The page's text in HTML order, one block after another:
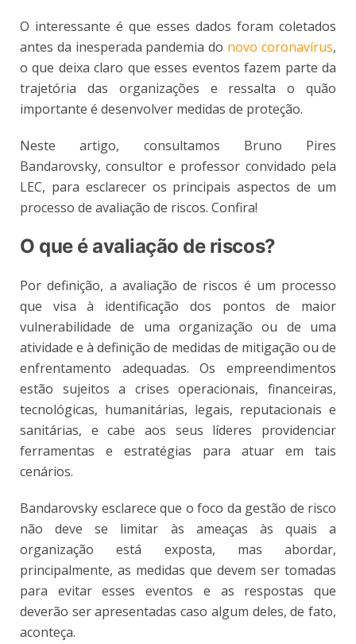
O interessante é que esses dados foram coletados
antes da inesperada pandemia do novo coronavírus,
o que deixa claro que esses eventos fazem parte da
trajetória das organizações e ressalta o quão
importante é desenvolver medidas de proteção.
Neste artigo, consultamos Bruno Pires
Bandarovsky, consultor e professor convidado pela
LEC, para esclarecer os principais aspectos de um
processo de avaliação de riscos. Confira!
O que é avaliação de riscos?
Por definição, a avaliação de riscos é um processo
que visa à identificação dos pontos de maior
vulnerabilidade de uma organização ou de uma
atividade e à definição de medidas de mitigação ou de
enfrentamento adequadas. Os empreendimentos
estão sujeitos a crises operacionais, financeiras,
tecnológicas, humanitárias, legais, reputacionais e
sanitárias, e cabe aos seus líderes providenciar
ferramentas e estratégias para atuar em tais
cenários.
Bandarovsky esclarece que o foco da gestão de risco
não deve se limitar às ameaças às quais a
organização está exposta, mas abordar,
principalmente, as medidas que devem ser tomadas
para evitar esses eventos e as respostas que
deverão ser apresentadas caso algum deles, de fato,
aconteça.